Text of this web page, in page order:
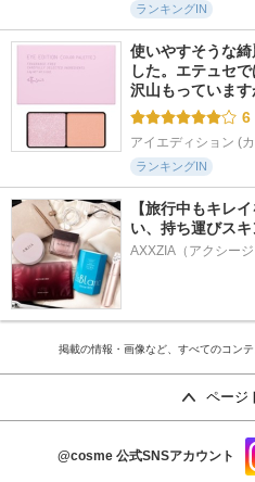
ランキングIN
使いやすそうな
した。エテュセ
沢山もっていま
6
アイエディション (
ランキングIN
【旅行中もキレ
い、持ち運びス
AXXZIA（アクシージ
掲載の情報・画像など、すべてのコン
ページ
@cosme 公式SNSアカウント